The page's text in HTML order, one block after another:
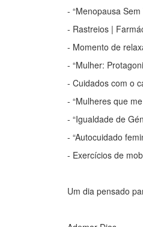
- “Menopausa
- Rastreios |
- Momento de
- “Mulher:
- Cuidados com o
- “Mulheres que
- “Igualdade de
- “Autocuidado
- Exercícios de
Um dia pensado